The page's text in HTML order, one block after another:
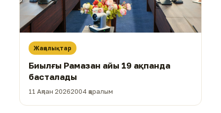
Жаңалықтар
Биылғы Рамазан айы 19 ақпанда
басталады
11 Ақпан 20262004 қаралым